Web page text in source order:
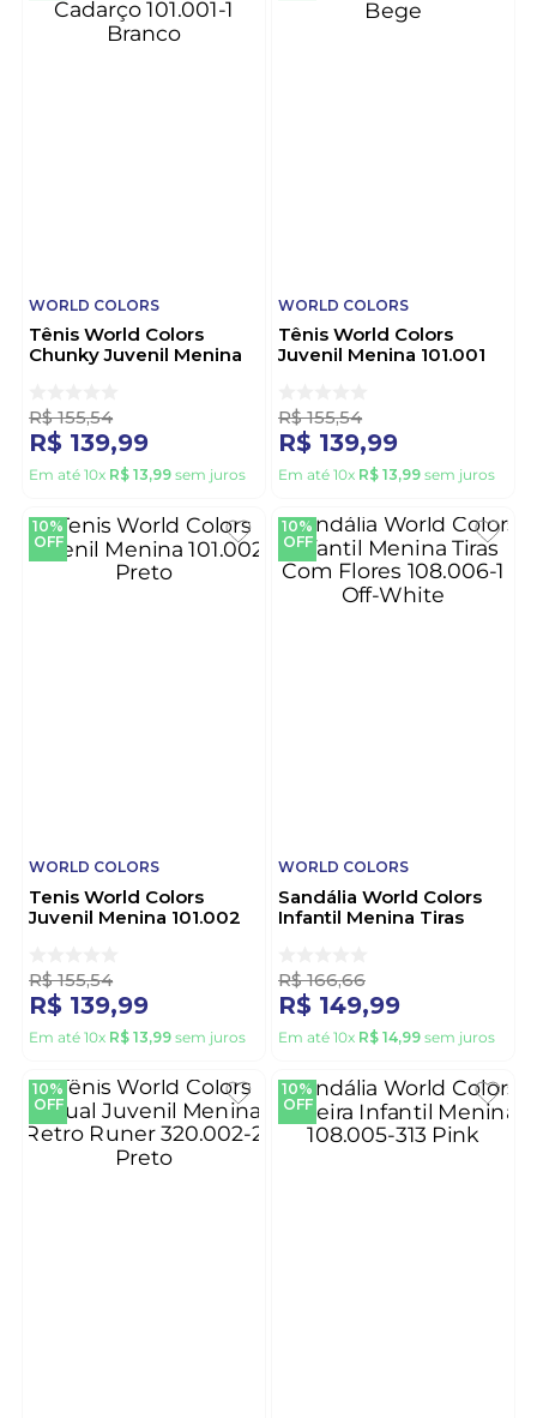
WORLD COLORS
Tênis World Colors
Chunky Juvenil Menina
R$ 155,54
R$ 139,99
Em até 10x R$ 13,99 sem juros
WORLD COLORS
Tênis World Colors
Juvenil Menina 101.001
R$ 155,54
R$ 139,99
Em até 10x R$ 13,99 sem juros
10%
OFF
WORLD COLORS
Tenis World Colors
Juvenil Menina 101.002
R$ 155,54
R$ 139,99
Em até 10x R$ 13,99 sem juros
10%
OFF
WORLD COLORS
Sandália World Colors
Infantil Menina Tiras
R$ 166,66
R$ 149,99
Em até 10x R$ 14,99 sem juros
10%
OFF
10%
OFF